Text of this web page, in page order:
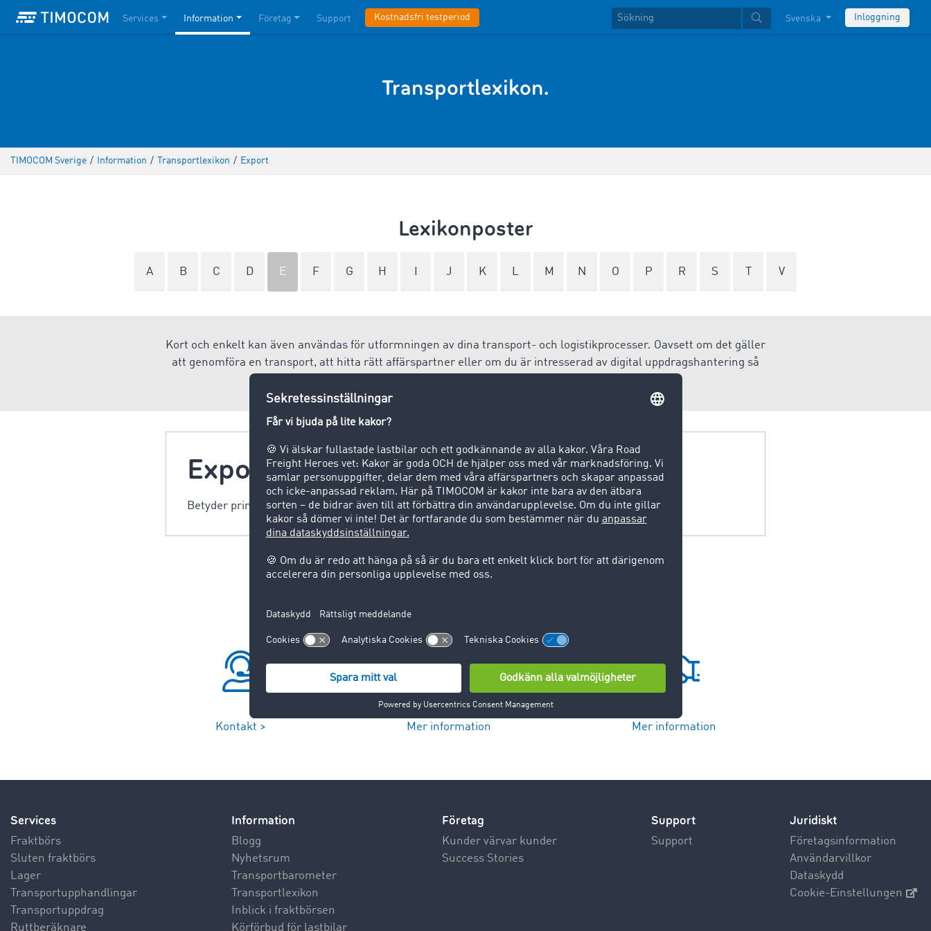
Services Information Företag Support Kostnadsfri testperiod Svenska Inloggning
Transportlexikon.
TIMOCOM Sverige / Information / Transportlexikon / Export
Lexikonposter
A B C D E F G H J K L M N O P R S V
Kort och enkelt kan även användas för utformningen av dina transport- och logistikprocesser. Oavsett om det gäller
att genomföra en transport, att hitta rätt affärspartner eller om du är intresserad av digital uppdragshantering så
Export
Betyder primärt överföring av varor och/eller tjänster över statsgränserna till utlandet.
Kontakt > Mer information Mer information
Services
Fraktbörs
Sluten fraktbörs
Lager
Transportupphandlingar
Transportuppdrag
Ruttberäknare
Information
Blogg
Nyhetsrum
Transportbarometer
Transportlexikon
Inblick i fraktbörsen
Körförbud för lastbilar
Företag
Kunder värvar kunder
Success Stories
Support
Support
Juridiskt
Företagsinformation
Användarvillkor
Dataskydd
Cookie-Einstellungen